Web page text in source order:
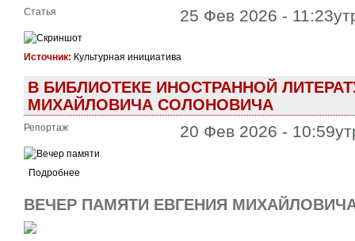
Статья 25 Фев 2026 -
Источник: Культурная инициатива
В БИБЛИОТЕКЕ ИНОСТРАННОЙ
МИХАЙЛОВИЧА СОЛОНОВИЧА
Репортаж 20 Фев 2026 -
Подробнее
ВЕЧЕР ПАМЯТИ ЕВГЕНИЯ